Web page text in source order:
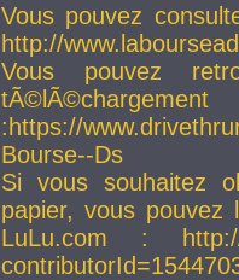
Vous pouvez
http://
Vous pouvez
:https://
Bourse--Ds
Si vous souhaitez
papier, vous
LuLu.com : http://